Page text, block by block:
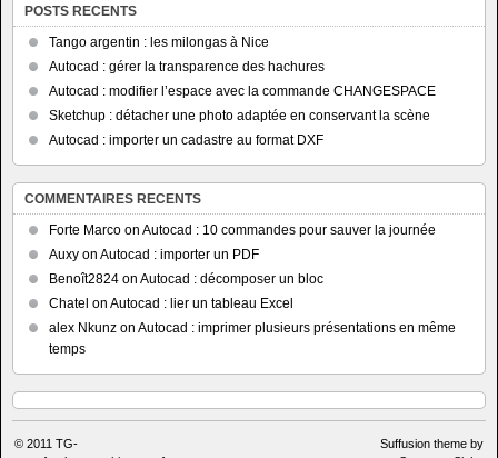
POSTS RECENTS
Tango argentin : les milongas à Nice
Autocad : gérer la transparence des hachures
Autocad : modifier l’espace avec la commande CHANGESPACE
Sketchup : détacher une photo adaptée en conservant la scène
Autocad : importer un cadastre au format DXF
COMMENTAIRES RECENTS
Forte Marco on Autocad : 10 commandes pour sauver la journée
Auxy on Autocad : importer un PDF
Benoît2824 on Autocad : décomposer un bloc
Chatel on Autocad : lier un tableau Excel
alex Nkunz on Autocad : imprimer plusieurs présentations en même
temps
© 2011 TG-
Suffusion theme by